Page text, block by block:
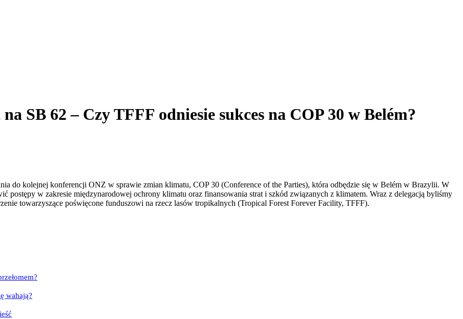
SB 62 – Czy TFFF odniesie sukces na COP 30 w Belém?
do kolejnej konferencji ONZ w sprawie zmian klimatu, COP 30 (Conference of the Parties), która odbędzie się w Belém w Brazylii. W
postępy w zakresie międzynarodowej ochrony klimatu oraz finansowania strat i szkód związanych z klimatem. Wraz z delegacją byliśmy
towarzyszące poświęcone funduszowi na rzecz lasów tropikalnych (Tropical Forest Forever Facility, TFFF).
wahają?